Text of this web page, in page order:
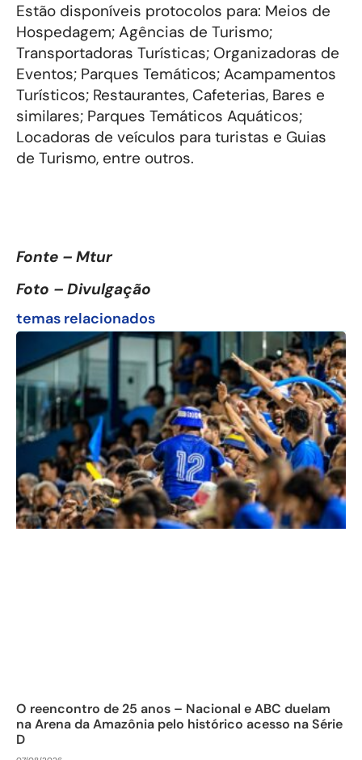
Estão disponíveis protocolos para: Meios de
Hospedagem; Agências de Turismo;
Transportadoras Turísticas; Organizadoras de
Eventos; Parques Temáticos; Acampamentos
Turísticos; Restaurantes, Cafeterias, Bares e
similares; Parques Temáticos Aquáticos;
Locadoras de veículos para turistas e Guias
de Turismo, entre outros.
Fonte – Mtur
Foto – Divulgação
temas relacionados
O reencontro de 25 anos – Nacional e ABC duelam
na Arena da Amazônia pelo histórico acesso na Série
D